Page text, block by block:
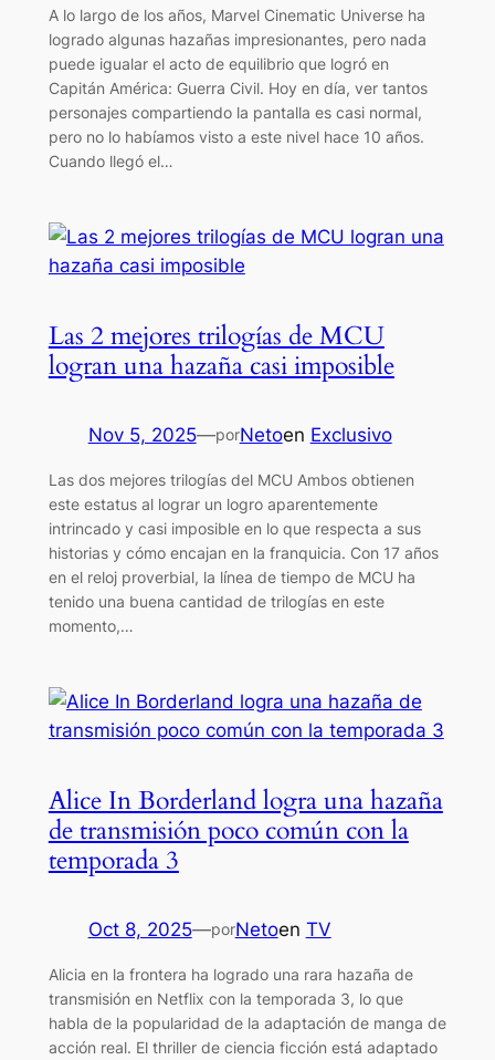
A lo largo de los años, Marvel Cinematic Universe ha
logrado algunas hazañas impresionantes, pero nada
puede igualar el acto de equilibrio que logró en
Capitán América: Guerra Civil. Hoy en día, ver tantos
personajes compartiendo la pantalla es casi normal,
pero no lo habíamos visto a este nivel hace 10 años.
Cuando llegó el…
Las 2 mejores trilogías de MCU
logran una hazaña casi imposible
Nov 5, 2025—porNetoen Exclusivo
Las dos mejores trilogías del MCU Ambos obtienen
este estatus al lograr un logro aparentemente
intrincado y casi imposible en lo que respecta a sus
historias y cómo encajan en la franquicia. Con 17 años
en el reloj proverbial, la línea de tiempo de MCU ha
tenido una buena cantidad de trilogías en este
momento,…
Alice In Borderland logra una hazaña
de transmisión poco común con la
temporada 3
Oct 8, 2025—porNetoen TV
Alicia en la frontera ha logrado una rara hazaña de
transmisión en Netflix con la temporada 3, lo que
habla de la popularidad de la adaptación de manga de
acción real. El thriller de ciencia ficción está adaptado